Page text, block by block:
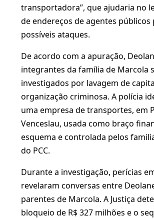
transportadora”, que ajudaria no
de endereços de agentes públicos
possíveis ataques.
De acordo com a apuração,
integrantes da família de Marcola
investigados por lavagem de
organização criminosa. A polícia
uma empresa de transportes, em
Venceslau, usada como braço
esquema e controlada pelos
do PCC.
Durante a investigação, perícias
revelaram conversas entre
parentes de Marcola. A Justiça
bloqueio de R$ 327 milhões e o